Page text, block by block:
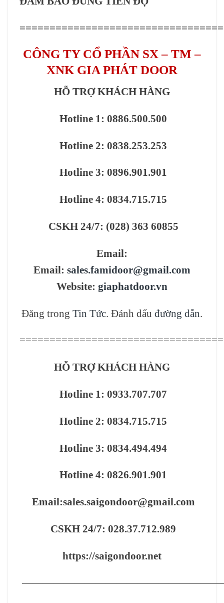
CÔNG TY CỔ PHẦN SX – TM –
XNK GIA PHÁT DOOR
HỖ TRỢ KHÁCH HÀNG
Hotline 1: 0886.500.500
Hotline 2: 0838.253.253
Hotline 3: 0896.901.901
Hotline 4: 0834.715.715
CSKH 24/7: (028) 363 60855
Email:
Email: sales.famidoor@gmail.com
Website: giaphatdoor.vn
Đăng trong Tin Tức . Đánh dấu đường dẫn
HỖ TRỢ KHÁCH HÀNG
Hotline 1: 0933.707.707
Hotline 2: 0834.715.715
Hotline 3: 0834.494.494
Hotline 4: 0826.901.901
Email:sales.saigondoor@gmail.com
CSKH 24/7: 028.37.712.989
https://saigondoor.net